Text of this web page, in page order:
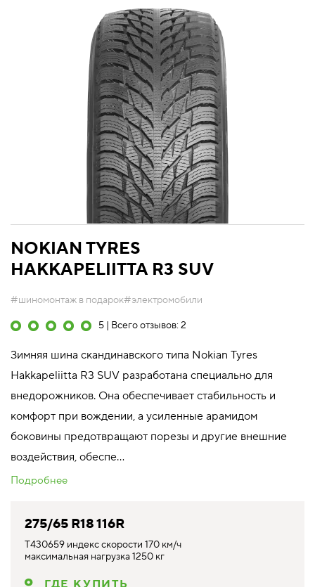
NOKIAN TYRES
HAKKAPELIITTA R3 SUV
#шиномонтаж в подарок#электромобили
5 | Всего отзывов: 2
Зимняя шина скандинавского типа Nokian Tyres
Hakkapeliitta R3 SUV разработана специально для
внедорожников. Она обеспечивает стабильность и
комфорт при вождении, а усиленные арамидом
боковины предотвращают порезы и другие внешние
воздействия, обеспе...
Подробнее
275/65 R18 116R
T430659 индекс скорости 170 км/ч
максимальная нагрузка 1250 кг
ГДЕ КУПИТЬ